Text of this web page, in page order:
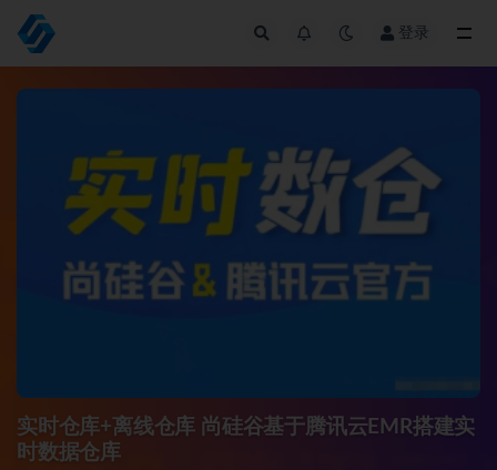
登录
实时仓库+离线仓库 尚硅谷基于腾讯云EMR搭建实
时数据仓库